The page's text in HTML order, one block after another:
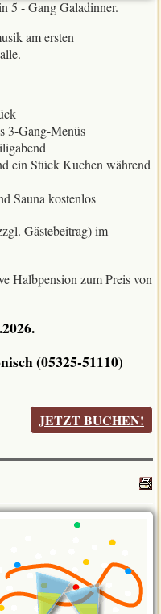
5 - Gang Galadinner.
am ersten
3-Gang-Menüs
ein Stück Kuchen während
Sauna kostenlos
Gästebeitrag) im
Halbpension zum Preis von
(05325-51110)
JETZT BUCHEN!